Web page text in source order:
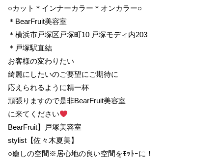
○カット＊インナーカラー＊オンカラー○
＊BearFruit美容室
＊横浜市戸塚区戸塚町10 戸塚モディ内203
＊戸塚駅直結
お客様の変わりたい
綺麗にしたいのご要望にご期待に
応えられるように精一杯
頑張りますので是非BearFruit美容室
に来てください
BearFruit】戸塚美容室
stylist【佐々木夏美】
○癒しの空間※居心地の良い空間をﾓｯﾄｰに！